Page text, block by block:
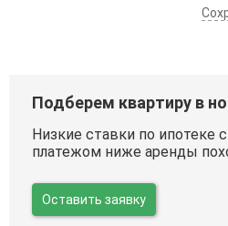
Подберем квартиру в
Низкие ставки по ипотеке
платежом ниже аренды
Оставить заявку